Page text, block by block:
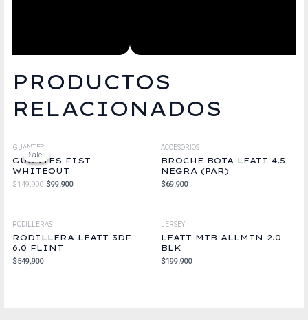
PRODUCTOS
RELACIONADOS
Sale!
Sale!
GUANTES
GUANTES FIST
WHITEOUT
$149,900
was:
$149,900.
$99,900
is:
ACCESORIOS
BROCHE BOTA LEATT 4.5
NEGRA (PAR)
$69,900
RODILLERAS
RODILLERA LEATT 3DF
6.0 FLINT
$549,900
JERSEY
LEATT MTB ALLMTN 2.0
BLK
$199,900